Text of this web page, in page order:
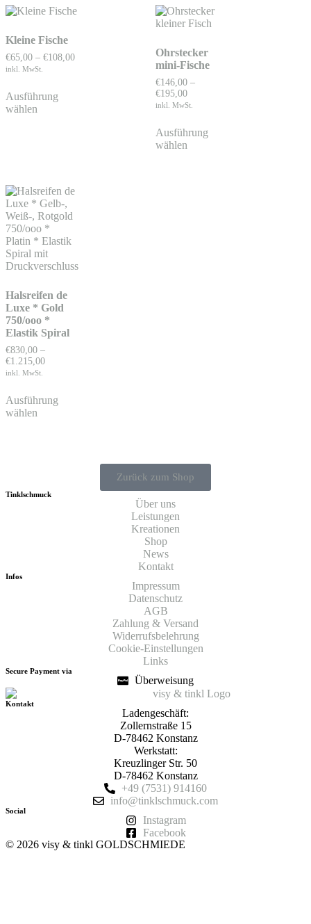
Kleine Fische
€65,00 – €108,00
inkl. MwSt.
Ausführung
wählen
Ohrstecker
mini-Fische
€146,00 –
€195,00
inkl. MwSt.
Ausführung
wählen
Halsreifen de
Luxe * Gold
750/ooo *
Elastik Spiral
€830,00 –
€1.215,00
inkl. MwSt.
Ausführung
wählen
Zurück zum Shop
Tinklschmuck
Über uns
Leistungen
Kreationen
Shop
News
Kontakt
Infos
Impressum
Datenschutz
AGB
Zahlung & Versand
Widerrufsbelehrung
Cookie-Einstellungen
Links
Secure Payment via
Überweisung
Kontakt
Ladengeschäft:
Zollernstraße 15
D-78462 Konstanz
Werkstatt:
Kreuzlinger Str. 50
D-78462 Konstanz
+49 (7531) 914160
info@tinklschmuck.com
Social
Instagram
Facebook
© 2026 visy & tinkl GOLDSCHMIEDE